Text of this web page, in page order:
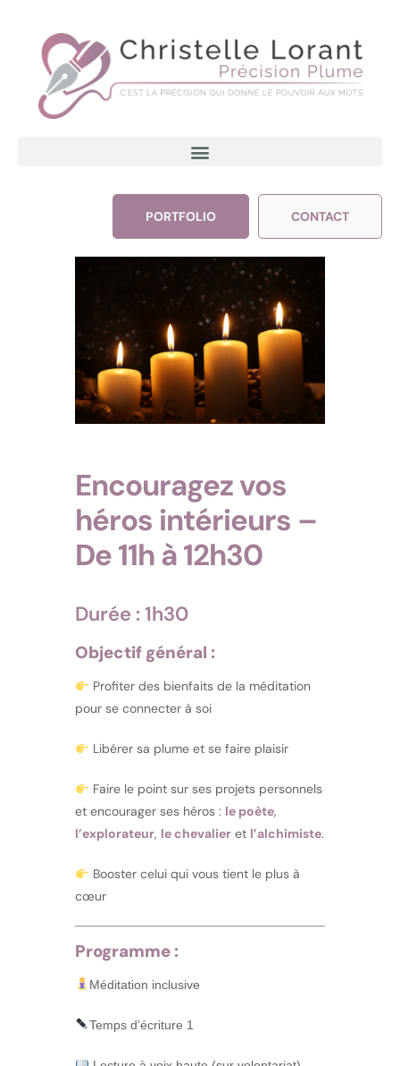
PORTFOLIO CONTACT
Encouragez vos
héros intérieurs –
De 11h à 12h30
Durée : 1h30
Objectif général :
Profiter des bienfaits de la méditation
pour se connecter à soi
Libérer sa plume et se faire plaisir
Faire le point sur ses projets personnels
et encourager ses héros : le poète,
l’explorateur, le chevalier et l’alchimiste.
Booster celui qui vous tient le plus à
cœur
Programme :
Méditation inclusive
Temps d’écriture 1